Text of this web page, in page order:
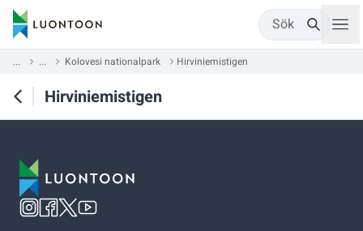
Sök
... ... Kolovesi nationalpark Hirviniemistigen
Hirviniemistigen